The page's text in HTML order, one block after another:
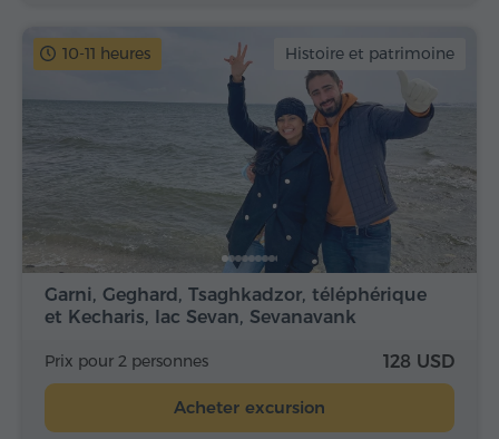
10-11 heures Histoire et patrimoine
Garni, Geghard, Tsaghkadzor, téléphérique
et Kecharis, lac Sevan, Sevanavank
Prix pour 2 personnes 128 USD
Acheter excursion